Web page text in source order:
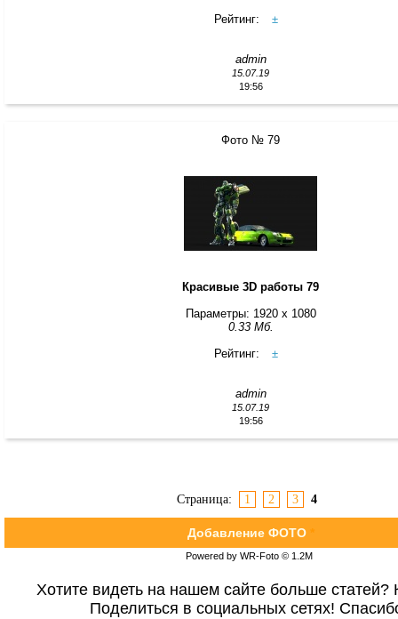
Рейтинг:
±
admin
15.07.19
19:56
Фото № 79
Красивые 3D работы 79
Параметры: 1920 x 1080
0.33 Мб.
Рейтинг:
±
admin
15.07.19
19:56
Страница: 1 2 3 4
Добавление ФОТО *
Powered by WR-Foto © 1.2М
Хотите видеть на нашем сайте больше статей?
Поделиться в социальных сетях!